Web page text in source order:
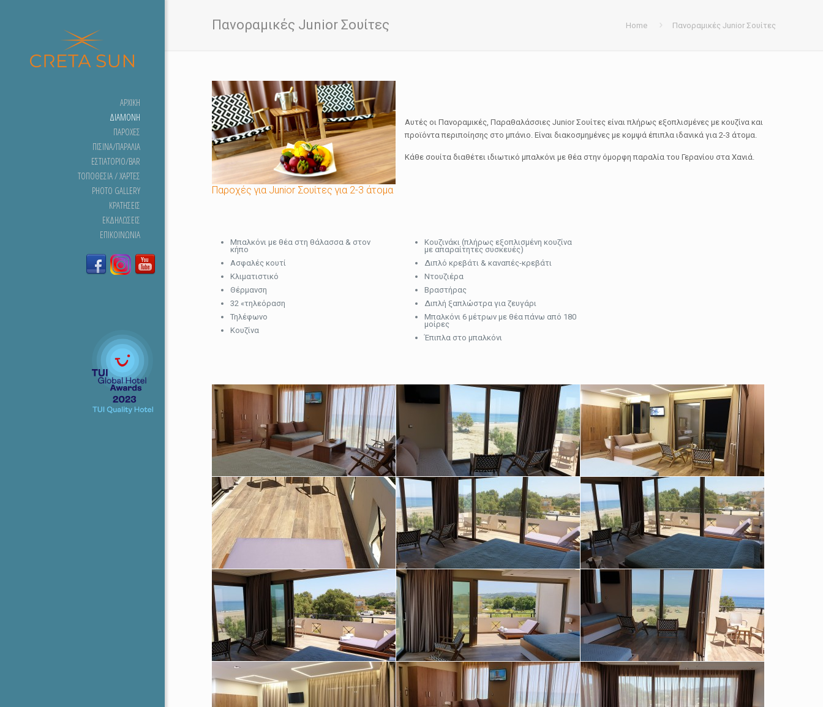
ΑΡΧΙΚΉ
ΔΙΑΜΟΝΉ
ΠΑΡΟΧΈΣ
ΠΙΣΊΝΑ/ΠΑΡΑΛΊΑ
ΕΣΤΙΑΤΌΡΙΟ/BAR
ΤΟΠΟΘΕΣΊΑ / ΧΆΡΤΕΣ
PHOTO GALLERY
ΚΡΑΤΉΣΕΙΣ
ΕΚΔΗΛΏΣΕΙΣ
ΕΠΙΚΟΙΝΩΝΊΑ
Πανοραμικές Junior Σουίτες Home Πανοραμικές Junior Σουίτες
Αυτές οι Πανοραμικές, Παραθαλάσσιες Junior Σουίτες είναι πλήρως εξοπλισμένες με κουζίνα και
προϊόντα περιποίησης στο μπάνιο. Είναι διακοσμημένες με κομψά έπιπλα ιδανικά για 2-3 άτομα.
Κάθε σουίτα διαθέτει ιδιωτικό μπαλκόνι με θέα στην όμορφη παραλία του Γερανίου στα Χανιά.
Παροχές για Junior Σουίτες για 2-3 άτομα
Μπαλκόνι με θέα στη θάλασσα & στον
κήπο
Ασφαλές κουτί
Κλιματιστικό
Θέρμανση
32 «τηλεόραση
Τηλέφωνο
Κουζίνα
Κουζινάκι (πλήρως εξοπλισμένη κουζίνα
με απαραίτητες συσκευές)
Διπλό κρεβάτι & καναπές-κρεβάτι
Ντουζιέρα
Βραστήρας
Διπλή ξαπλώστρα για ζευγάρι
Μπαλκόνι 6 μέτρων με θέα πάνω από 180
μοίρες
Έπιπλα στο μπαλκόνι